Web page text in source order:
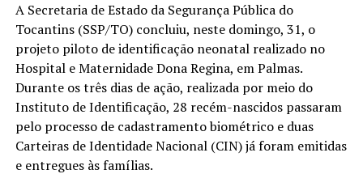
A Secretaria de Estado da Segurança Pública do
Tocantins (SSP/TO) concluiu, neste domingo, 31, o
projeto piloto de identificação neonatal realizado no
Hospital e Maternidade Dona Regina, em Palmas.
Durante os três dias de ação, realizada por meio do
Instituto de Identificação, 28 recém-nascidos passaram
pelo processo de cadastramento biométrico e duas
Carteiras de Identidade Nacional (CIN) já foram emitidas
e entregues às famílias.